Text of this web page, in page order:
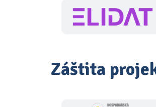
Záštita